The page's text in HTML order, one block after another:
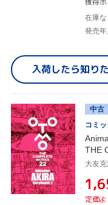
在庫な
発売
入荷したら知り
中古
コミッ
THE
大友
定価